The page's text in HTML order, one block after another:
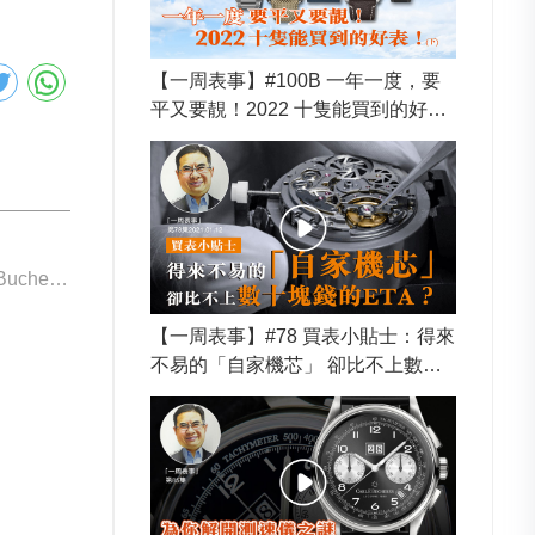
下一個: Carl F. Bucherer 00.10919.08.93.02
【一周表事】#100B 一年一度，要
平又要靚！2022 十隻能買到的好
表！(下)
【一周表事】#78 買表小貼士：得來
不易的「自家機芯」 卻比不上數十
塊錢的ETA？